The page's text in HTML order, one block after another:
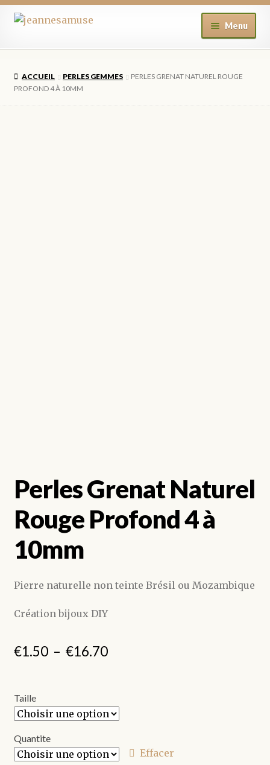
Aller
la
Aller
contenu
Menu
BOUTIQUE
ACCUEIL PERLES GEMMES
PERLES GRENAT NATUREL ROUGE
PROFOND 4 À 10MM
Perles Grenat Naturel
Rouge Profond 4 à
10mm
Pierre naturelle non teinte Brésil ou Mozambique
Création bijoux DIY
€1.50 – €16.70Plage
€1.50
€16.70
Taille
Quantite
Effacer